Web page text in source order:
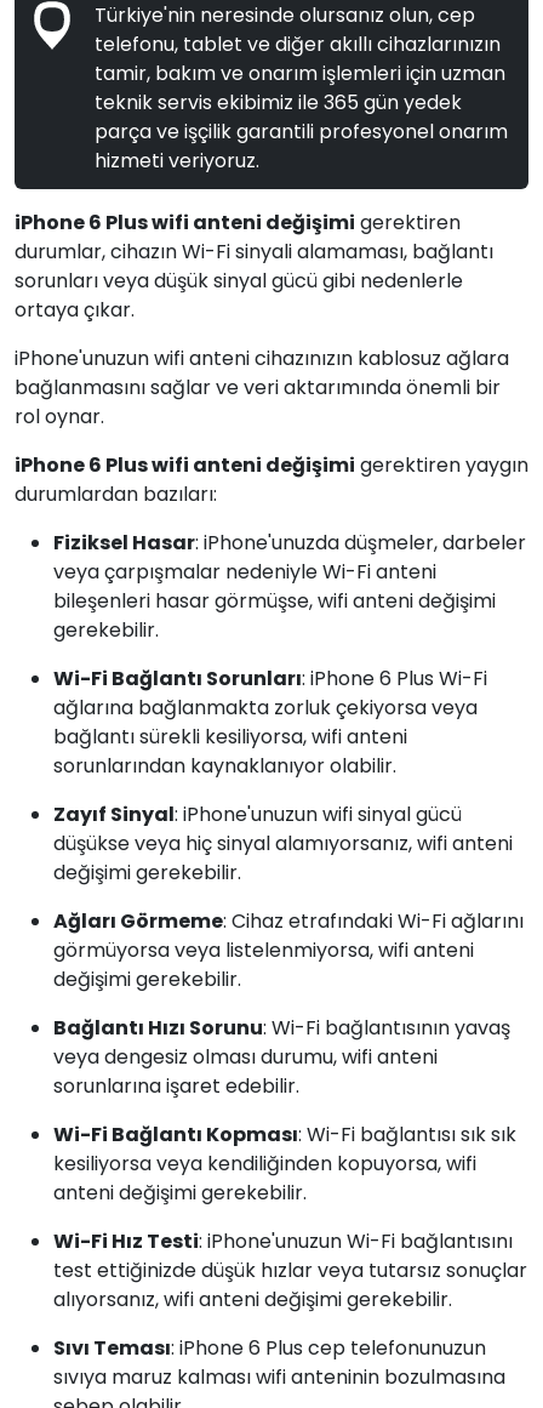
Türkiye'nin neresinde olursanız olun, cep
telefonu, tablet ve diğer akıllı cihazlarınızın
tamir, bakım ve onarım işlemleri için uzman
teknik servis ekibimiz ile 365 gün yedek
parça ve işçilik garantili profesyonel onarım
hizmeti veriyoruz.
iPhone 6 Plus wifi anteni değişimi gerektiren
durumlar, cihazın Wi-Fi sinyali alamaması, bağlantı
sorunları veya düşük sinyal gücü gibi nedenlerle
ortaya çıkar.
iPhone'unuzun wifi anteni cihazınızın kablosuz ağlara
bağlanmasını sağlar ve veri aktarımında önemli bir
rol oynar.
iPhone 6 Plus wifi anteni değişimi gerektiren yaygın
durumlardan bazıları:
Fiziksel Hasar: iPhone'unuzda düşmeler, darbeler
veya çarpışmalar nedeniyle Wi-Fi anteni
bileşenleri hasar görmüşse, wifi anteni değişimi
gerekebilir.
Wi-Fi Bağlantı Sorunları: iPhone 6 Plus Wi-Fi
ağlarına bağlanmakta zorluk çekiyorsa veya
bağlantı sürekli kesiliyorsa, wifi anteni
sorunlarından kaynaklanıyor olabilir.
Zayıf Sinyal: iPhone'unuzun wifi sinyal gücü
düşükse veya hiç sinyal alamıyorsanız, wifi anteni
değişimi gerekebilir.
Ağları Görmeme: Cihaz etrafındaki Wi-Fi ağlarını
görmüyorsa veya listelenmiyorsa, wifi anteni
değişimi gerekebilir.
Bağlantı Hızı Sorunu: Wi-Fi bağlantısının yavaş
veya dengesiz olması durumu, wifi anteni
sorunlarına işaret edebilir.
Wi-Fi Bağlantı Kopması: Wi-Fi bağlantısı sık sık
kesiliyorsa veya kendiliğinden kopuyorsa, wifi
anteni değişimi gerekebilir.
Wi-Fi Hız Testi: iPhone'unuzun Wi-Fi bağlantısını
test ettiğinizde düşük hızlar veya tutarsız sonuçlar
alıyorsanız, wifi anteni değişimi gerekebilir.
Sıvı Teması: iPhone 6 Plus cep telefonunuzun
sıvıya maruz kalması wifi anteninin bozulmasına